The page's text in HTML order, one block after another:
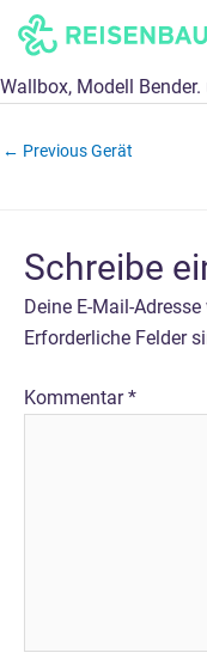
Skip
content
Wallbox, Modell
← Previous Gerät
Schreibe
Deine E-Mail-
Erforderliche Felder
Kommentar*